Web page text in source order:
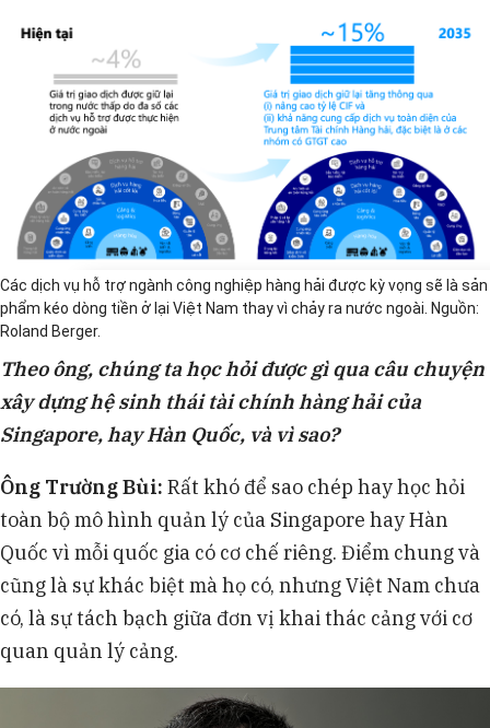
Các dịch vụ hỗ trợ ngành công nghiệp hàng hải được kỳ vọng sẽ là sản
phẩm kéo dòng tiền ở lại Việt Nam thay vì chảy ra nước ngoài. Nguồn:
Roland Berger.
Theo ông, chúng ta học hỏi được gì qua câu chuyện
xây dựng hệ sinh thái tài chính hàng hải của
Singapore, hay Hàn Quốc, và vì sao?
Ông Trường Bùi: Rất khó để sao chép hay học hỏi
toàn bộ mô hình quản lý của Singapore hay Hàn
Quốc vì mỗi quốc gia có cơ chế riêng. Điểm chung và
cũng là sự khác biệt mà họ có, nhưng Việt Nam chưa
có, là sự tách bạch giữa đơn vị khai thác cảng với cơ
quan quản lý cảng.